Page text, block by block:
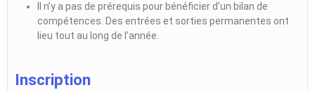
Il n’y a pas de prérequis pour bénéficier d’un bilan de
compétences. Des entrées et sorties permanentes ont
lieu tout au long de l’année.
Inscription